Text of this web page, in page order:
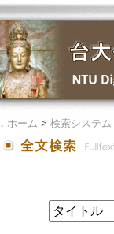
． ホーム > 検索システム